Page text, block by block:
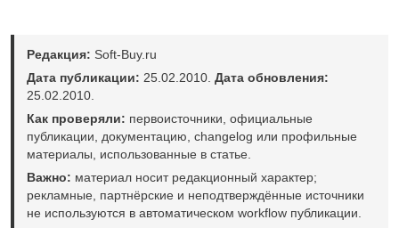
Редакция: Soft-Buy.ru
Дата публикации: 25.02.2010. Дата обновления:
25.02.2010.
Как проверяли: первоисточники, официальные
публикации, документацию, changelog или профильные
материалы, использованные в статье.
Важно: материал носит редакционный характер;
рекламные, партнёрские и неподтверждённые источники
не используются в автоматическом workflow публикации.